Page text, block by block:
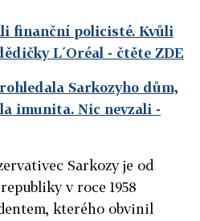
finanční policisté. Kvůli
L´Oréal - čtěte ZDE
Sarkozyho dům,
imunita. Nic nevzali -
Sarkozy je od
v roce 1958
kterého obvinil